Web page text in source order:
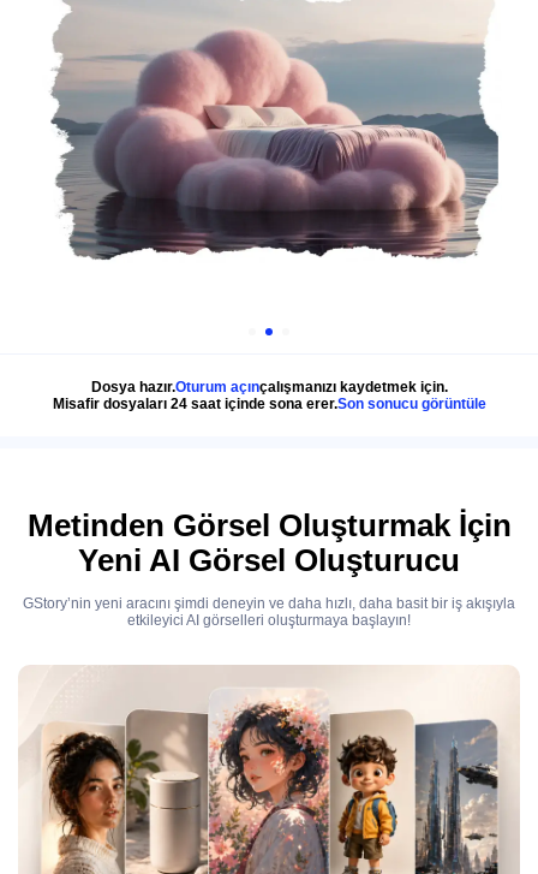
Dosya hazır.Oturum açınçalışmanızı kaydetmek için.
Misafir dosyaları 24 saat içinde sona erer.Son sonucu görüntüle
Metinden Görsel Oluşturmak İçin
Yeni AI Görsel Oluşturucu
GStory’nin yeni aracını şimdi deneyin ve daha hızlı, daha basit bir iş akışıyla
etkileyici AI görselleri oluşturmaya başlayın!